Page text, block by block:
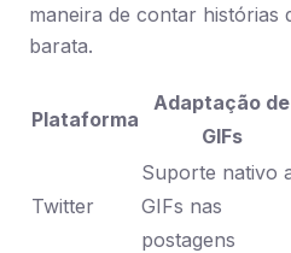
maneira de contar histórias
barata.
Plataforma
Adaptação de
GIFs
Twitter
Suporte nativo
GIFs nas
postagens